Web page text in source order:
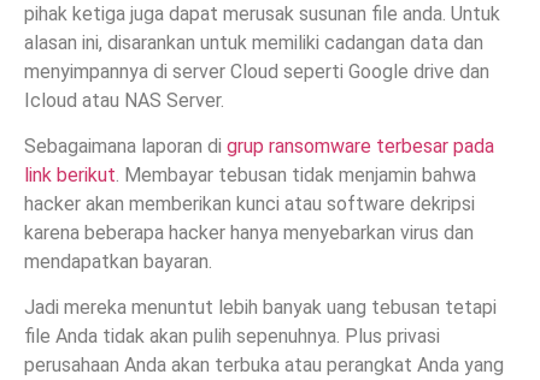
pihak ketiga juga dapat merusak susunan file anda. Untuk
alasan ini, disarankan untuk memiliki cadangan data dan
menyimpannya di server Cloud seperti Google drive dan
Icloud atau NAS Server.
Sebagaimana laporan di grup ransomware terbesar pada
link berikut. Membayar tebusan tidak menjamin bahwa
hacker akan memberikan kunci atau software dekripsi
karena beberapa hacker hanya menyebarkan virus dan
mendapatkan bayaran.
Jadi mereka menuntut lebih banyak uang tebusan tetapi
file Anda tidak akan pulih sepenuhnya. Plus privasi
perusahaan Anda akan terbuka atau perangkat Anda yang